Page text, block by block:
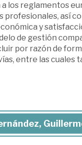
los reglamentos
así
y
de gestión
por razón de
entre las cuales